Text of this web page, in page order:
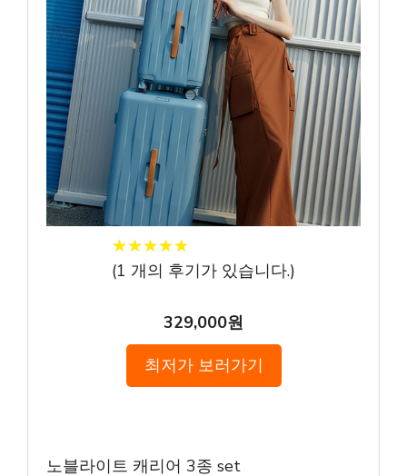
★★★★★
★★★★★
(1 개의 후기가 있습니다.)
329,000원
최저가 보러가기
노블라이트 캐리어 3종 set